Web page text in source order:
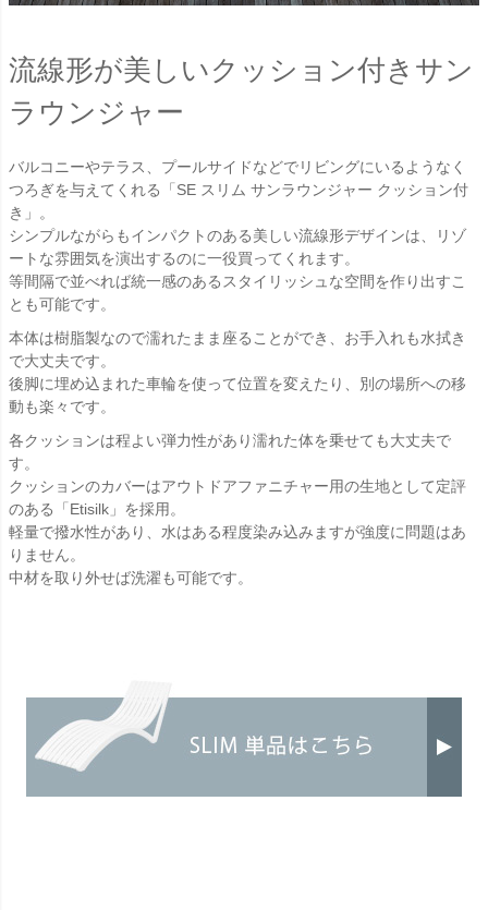
流線形が美しいクッション付きサン
ラウンジャー
バルコニーやテラス、プールサイドなどでリビングにいるようなく
つろぎを与えてくれる「SE スリム サンラウンジャー クッション付
き」。
シンプルながらもインパクトのある美しい流線形デザインは、リゾ
ートな雰囲気を演出するのに一役買ってくれます。
等間隔で並べれば統一感のあるスタイリッシュな空間を作り出すこ
とも可能です。
本体は樹脂製なので濡れたまま座ることができ、お手入れも水拭き
で大丈夫です。
後脚に埋め込まれた車輪を使って位置を変えたり、別の場所への移
動も楽々です。
各クッションは程よい弾力性があり濡れた体を乗せても大丈夫で
す。
クッションのカバーはアウトドアファニチャー用の生地として定評
のある「Etisilk」を採用。
軽量で撥水性があり、水はある程度染み込みますが強度に問題はあ
りません。
中材を取り外せば洗濯も可能です。